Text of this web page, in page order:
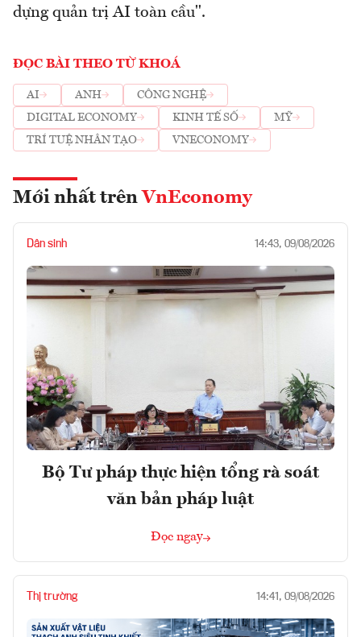
dựng quản trị AI toàn cầu".
ĐỌC BÀI THEO TỪ KHOÁ
AI ANH
CÔNG NGHỆ
DIGITAL ECONOMY
KINH TẾ SỐ
MỸ
TRÍ TUỆ NHÂN TẠO
VNECONOMY
Mới nhất trên VnEconomy
Dân sinh 14:43, 09/08/2026
Bộ Tư pháp thực hiện tổng rà soát
văn bản pháp luật
Đọc ngay
Thị trường 14:41, 09/08/2026